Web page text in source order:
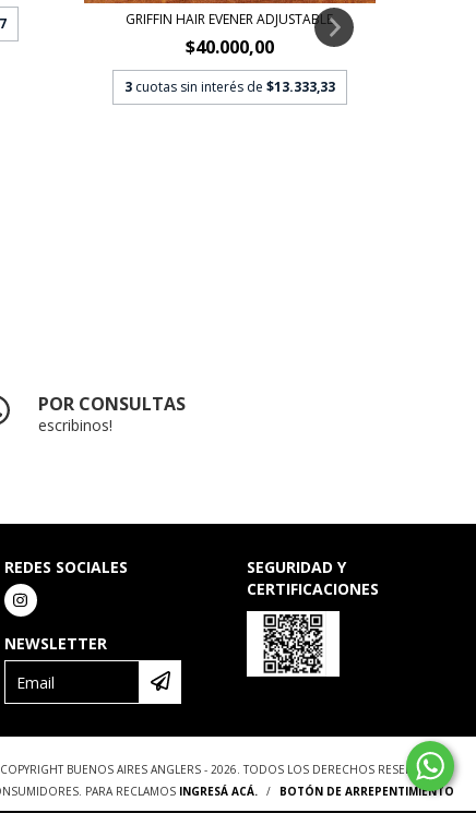
GRIFFIN HAIR EVENER ADJUSTABLE
$40.000,00
3 cuotas sin interés de $13.333,33
POR CONSULTAS
escribinos!
REDES SOCIALES
NEWSLETTER
SEGURIDAD Y
CERTIFICACIONES
COPYRIGHT BUENOS AIRES ANGLERS - 2026. TODOS LOS DERECHOS RESERVADOS.
PARA RECLAMOS INGRESÁ ACÁ. / BOTÓN DE ARREPENTIMIENTO